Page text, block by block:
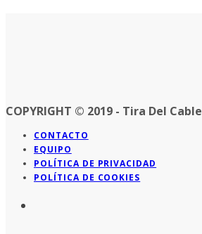
COPYRIGHT © 2019 - Tira Del Cable
CONTACTO
EQUIPO
POLÍTICA DE PRIVACIDAD
POLÍTICA DE COOKIES